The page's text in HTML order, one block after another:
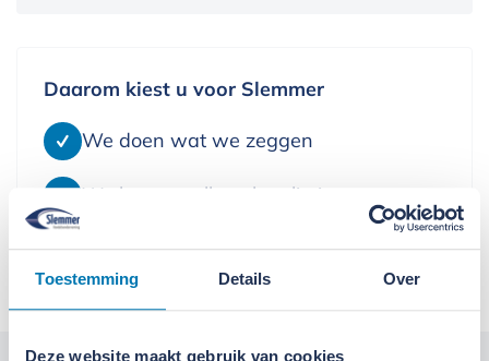
Toestemming Details Over
Deze website maakt gebruik van cookies
Daarom kiest u voor Slemmer
We doen wat we zeggen
We leveren alleen kwaliteit
We denken in oplossingen